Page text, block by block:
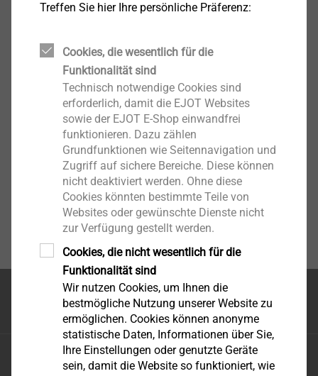
Produkte
Anzeigen
Seitenanfang
EJOT Schweiz AG
Uttwilerstrasse 3
Treffen Sie hier Ihre persönliche Präferenz:
Cookies, die wesentlich für die
Funktionalität sind
Technisch notwendige Cookies sind
erforderlich, damit die EJOT Websites
sowie der EJOT E-Shop einwandfrei
funktionieren. Dazu zählen
Grundfunktionen wie Seitennavigation und
Zugriff auf sichere Bereiche. Diese können
nicht deaktiviert werden. Ohne diese
Cookies könnten bestimmte Teile von
Websites oder gewünschte Dienste nicht
zur Verfügung gestellt werden.
Cookies, die nicht wesentlich für die
Funktionalität sind
Wir nutzen Cookies, um Ihnen die
bestmögliche Nutzung unserer Website zu
ermöglichen. Cookies können anonyme
statistische Daten, Informationen über Sie,
Ihre Einstellungen oder genutzte Geräte
sein, damit die Website so funktioniert, wie